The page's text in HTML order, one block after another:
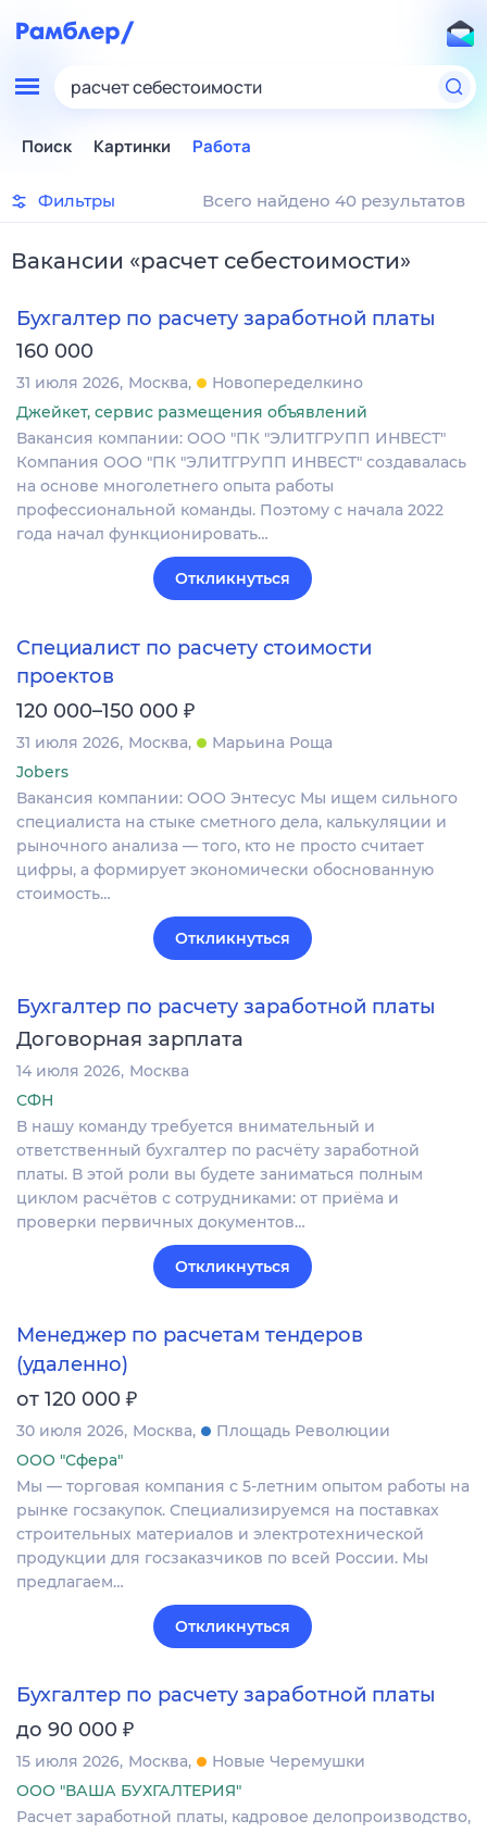
расчет себестоимости
Поиск Картинки Работа
Фильтры Всего найдено 40 результатов
Вакансии «расчет себестоимости»
Бухгалтер по расчету заработной платы
160 000
31 июля 2026 Москва
Новопеределкино
Джейкет, сервис размещения объявлений
Вакансия компании: ООО "ПК "ЭЛИТГРУПП ИНВЕСТ"
Компания ООО "ПК "ЭЛИТГРУПП ИНВЕСТ" создавалась
на основе многолетнего опыта работы
профессиональной команды. Поэтому с начала 2022
года начал функционировать…
Откликнуться
Специалист по расчету стоимости
проектов
120 000–150 000 ₽
31 июля 2026 Москва
Марьина Роща
Jobers
Вакансия компании: ООО Энтесус Мы ищем сильного
специалиста на стыке сметного дела, калькуляции и
рыночного анализа — того, кто не просто считает
цифры, а формирует экономически обоснованную
стоимость…
Откликнуться
Бухгалтер по расчету заработной платы
Договорная зарплата
14 июля 2026 Москва
СФН
В нашу команду требуется внимательный и
ответственный бухгалтер по расчёту заработной
платы. В этой роли вы будете заниматься полным
циклом расчётов с сотрудниками: от приёма и
проверки первичных документов…
Откликнуться
Менеджер по расчетам тендеров
(удаленно)
от 120 000 ₽
30 июля 2026 Москва
Площадь Революции
ООО "Сфера"
Мы — торговая компания с 5-летним опытом работы на
рынке госзакупок. Специализируемся на поставках
строительных материалов и электротехнической
продукции для госзаказчиков по всей России. Мы
предлагаем…
Откликнуться
Бухгалтер по расчету заработной платы
до 90 000 ₽
15 июля 2026 Москва
Новые Черемушки
ООО "ВАША БУХГАЛТЕРИЯ"
Расчет заработной платы, кадровое делопроизводство,